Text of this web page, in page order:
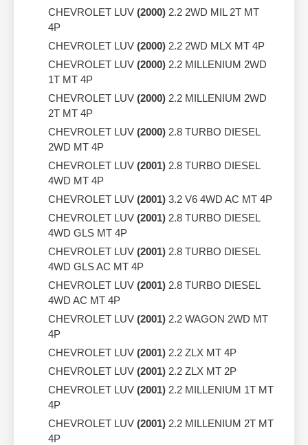
CHEVROLET LUV (2000) 2.2 2WD MIL 2T MT
4P
CHEVROLET LUV (2000) 2.2 2WD MLX MT 4P
CHEVROLET LUV (2000) 2.2 MILLENIUM 2WD
1T MT 4P
CHEVROLET LUV (2000) 2.2 MILLENIUM 2WD
2T MT 4P
CHEVROLET LUV (2000) 2.8 TURBO DIESEL
2WD MT 4P
CHEVROLET LUV (2001) 2.8 TURBO DIESEL
4WD MT 4P
CHEVROLET LUV (2001) 3.2 V6 4WD AC MT 4P
CHEVROLET LUV (2001) 2.8 TURBO DIESEL
4WD GLS MT 4P
CHEVROLET LUV (2001) 2.8 TURBO DIESEL
4WD GLS AC MT 4P
CHEVROLET LUV (2001) 2.8 TURBO DIESEL
4WD AC MT 4P
CHEVROLET LUV (2001) 2.2 WAGON 2WD MT
4P
CHEVROLET LUV (2001) 2.2 ZLX MT 4P
CHEVROLET LUV (2001) 2.2 ZLX MT 2P
CHEVROLET LUV (2001) 2.2 MILLENIUM 1T MT
4P
CHEVROLET LUV (2001) 2.2 MILLENIUM 2T MT
4P